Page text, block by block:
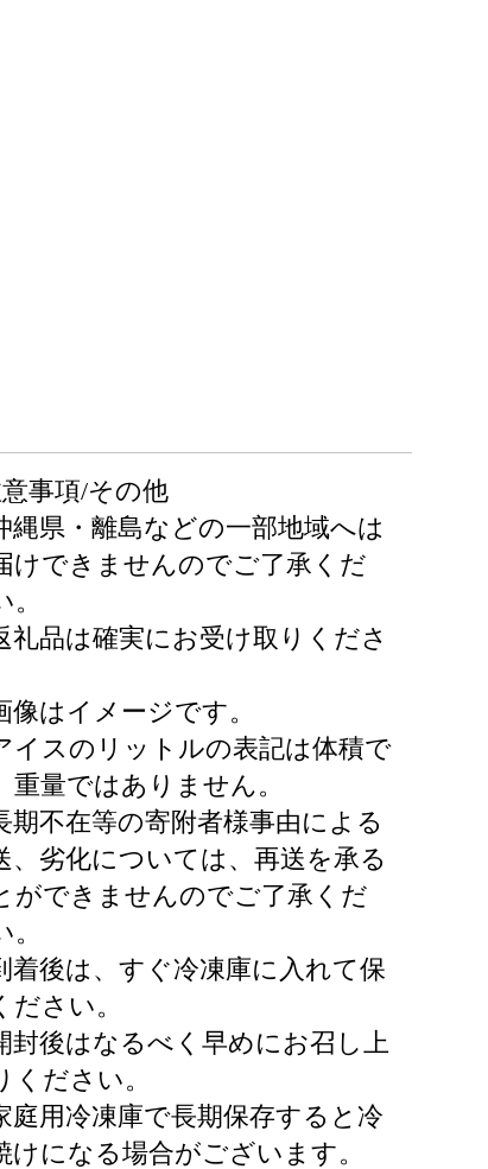
事項/その他
縄県・離島などの一部地域へは
けできませんのでご了承くだ
。
礼品は確実にお受け取りくださ
はイメージです。
イスのリットルの表記は体積で
重量ではありません。
期不在等の寄附者様事由による
、劣化については、再送を承る
ができませんのでご了承くだ
。
着後は、すぐ冷凍庫に入れて保
ださい。
封後はなるべく早めにお召し上
ください。
庭用冷凍庫で長期保存すると冷
けになる場合がございます。